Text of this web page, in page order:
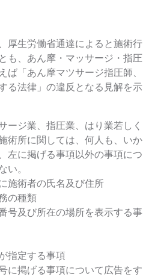
厚生労働省通達によると施術行
も、あん摩・マッサージ・指圧
ば「あん摩マツサージ指圧師、
る法律」の違反となる見解を示
ジ業、指圧業、はり業若しく
術所に関しては、何人も、いか
左に掲げる事項以外の事項につ
い。
施術者の氏名及び住所
の種類
及び所在の場所を表示する事
指定する事項
掲げる事項について広告をす